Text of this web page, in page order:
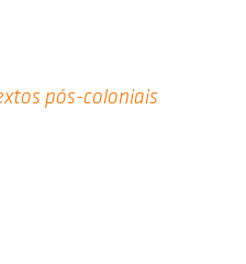
pós-coloniais